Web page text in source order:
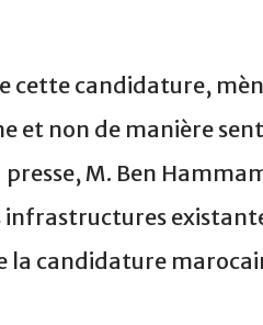
cette candidature,
et non de manière
M. Ben
infrastructures
la candidature